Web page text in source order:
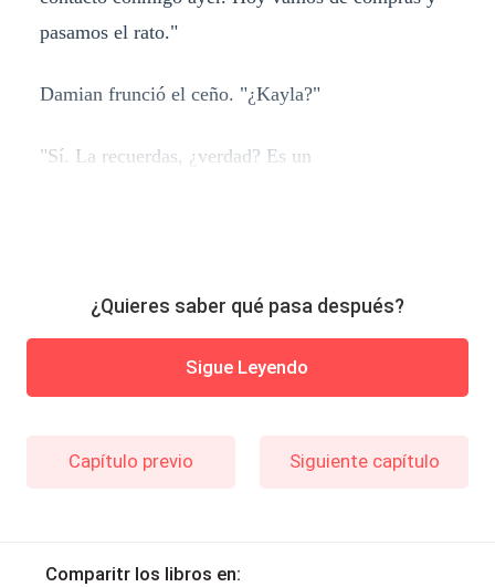
pasamos el rato."
Damian frunció el ceño. "¿Kayla?"
"Sí. La recuerdas, ¿verdad? Es un
¿Quieres saber qué pasa después?
Sigue Leyendo
Capítulo previo Siguiente capítulo
Comparitr los libros en: